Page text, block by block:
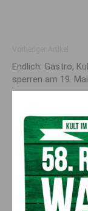
Endlich: Gastro,
sperren am 19.
Ein